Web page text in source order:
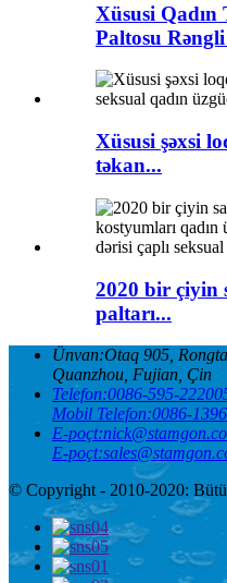
Xüsusi Qadın
Paltosu
Xüsusi şəxsi
təkan...
2020 bir çiyin
paltarı...
Ünvan:Otaq 905,
Quanzhou, Fujian, Çin
Telefon:0086-595-
Mobil Telefon:0086-
E-poçt:
E-poçt:
© Copyright - 2010-2020: